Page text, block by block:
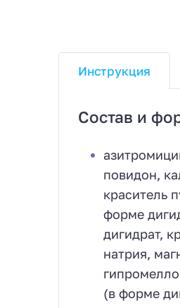
Инструкция
Состав и
повидон,
краситель
форме
дигидрат,
натрия,
(в форме